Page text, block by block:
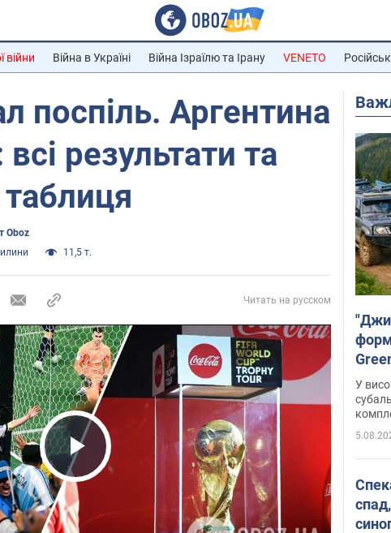
війни Війна в Україні Війна Ізраїлю та Ірану VENETO
поспіль. Аргентина
результати та
Oboz
11,5 т.
Читать на русском
Play Video
У